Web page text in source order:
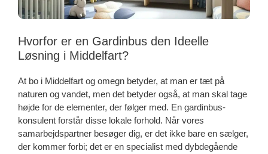
Hvorfor er en Gardinbus den Ideelle
Løsning i Middelfart?
At bo i Middelfart og omegn betyder, at man er tæt på
naturen og vandet, men det betyder også, at man skal tage
højde for de elementer, der følger med. En gardinbus-
konsulent forstår disse lokale forhold. Når vores
samarbejdspartner besøger dig, er det ikke bare en sælger,
der kommer forbi; det er en specialist med dybdegående